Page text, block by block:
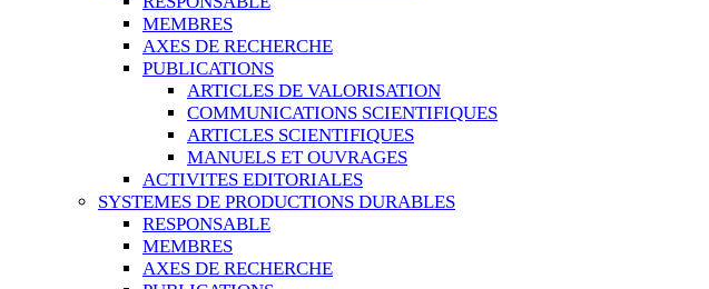
MEMBRES
AXES DE RECHERCHE
PUBLICATIONS
ARTICLES DE VALORISATION
COMMUNICATIONS SCIENTIFIQUES
ARTICLES SCIENTIFIQUES
MANUELS ET OUVRAGES
ACTIVITES EDITORIALES
SYSTEMES DE PRODUCTIONS DURABLES
RESPONSABLE
MEMBRES
AXES DE RECHERCHE